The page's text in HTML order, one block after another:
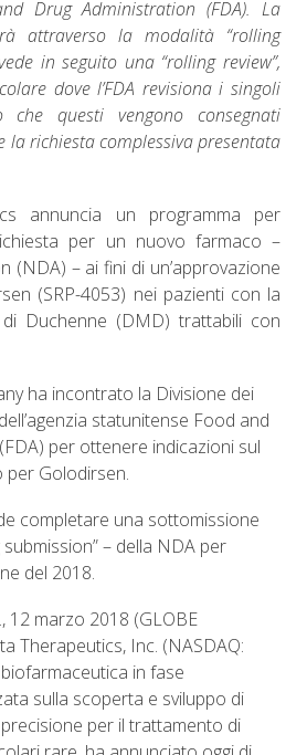
Drug Administration (FDA). La
attraverso la modalità “rolling
in seguito una “rolling review”,
dove l’FDA revisiona i singoli
questi vengono consegnati
la richiesta complessiva presentata
annuncia un programma per
per un nuovo farmaco –
(NDA) – ai fini di un’approvazione
(SRP-4053) nei pazienti con la
Duchenne (DMD) trattabili con
ha incontrato la Divisione dei
statunitense Food and
per ottenere indicazioni sul
Golodirsen.
completare una sottomissione
– della NDA per
del 2018.
12 marzo 2018 (GLOBE
Therapeutics, Inc. (NASDAQ:
in fase
sulla scoperta e sviluppo di
per il trattamento di